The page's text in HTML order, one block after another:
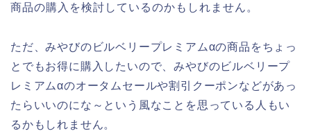
商品の購入を検討しているのかもしれません。
ただ、みやびのビルベリープレミアムαの商品をちょっ
とでもお得に購入したいので、みやびのビルベリープ
レミアムαのオータムセールや割引クーポンなどがあっ
たらいいのにな～という風なことを思っている人もい
るかもしれません。